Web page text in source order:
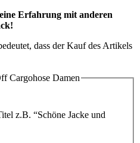
Erfahrung mit anderen
dass der Kauf des Artikels
Cargohose Damen
z.B. “Schöne Jacke und